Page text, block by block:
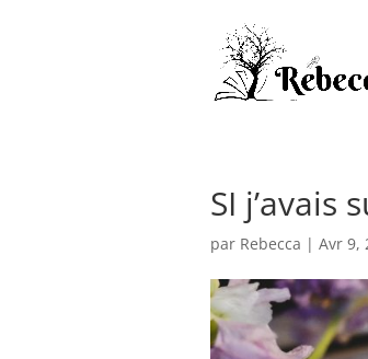
SI j’avais
par Rebecca | Avr 9,